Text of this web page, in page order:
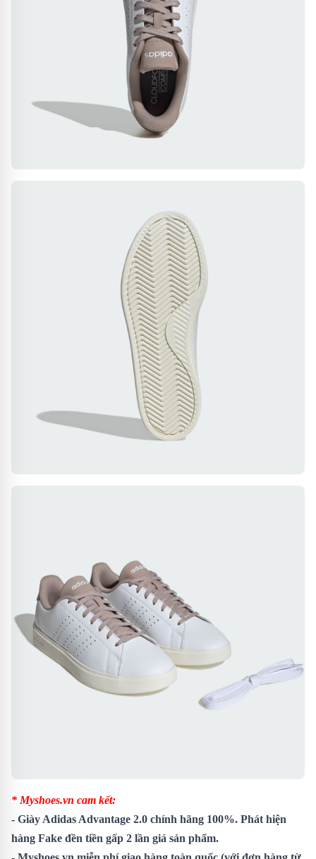
* Myshoes.vn cam kết:
- Giày Adidas Advantage 2.0 chính hãng 100%. Phát hiện
hàng Fake đền tiền gấp 2 lần giá sản phẩm.